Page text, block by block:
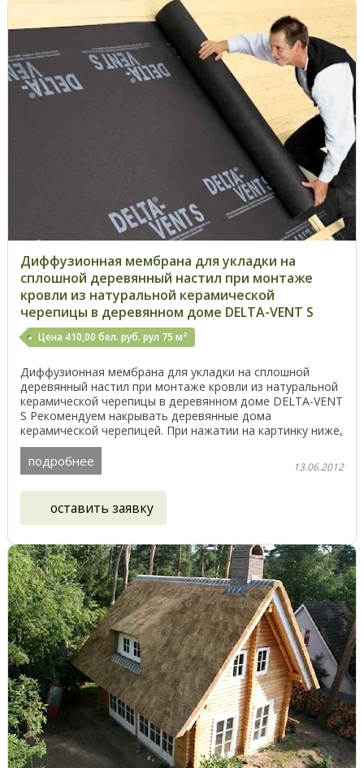
Диффузионная мембрана для укладки на
сплошной деревянный настил при монтаже
кровли из натуральной керамической
черепицы в деревянном доме DELTA-VENT S
Цена 410,00 бел. руб. рул 75 м²
Диффузионная мембрана для укладки на сплошной
деревянный настил при монтаже кровли из натуральной
керамической черепицы в деревянном доме DELTA-VENT
S Рекомендуем накрывать деревянные дома
керамической черепицей. При нажатии на картинку ниже,
Вы ...
подробнее 13.06.2012
оставить заявку